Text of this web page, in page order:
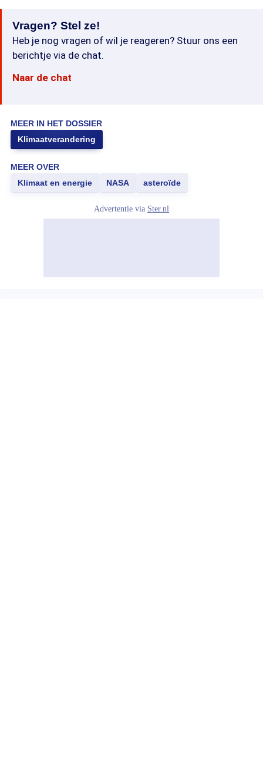
Vragen? Stel ze!
Heb je nog vragen of wil je reageren? Stuur ons een
berichtje via de chat.
Naar de chat
MEER IN HET DOSSIER
Klimaatverandering
MEER OVER
Klimaat en energie
NASA asteroïde
Advertentie via Ster.nl